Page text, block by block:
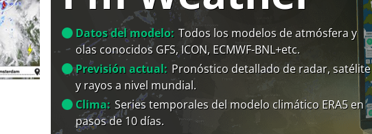
Datos del modelo: Todos los modelos de atmósfera y
olas conocidos GFS, ICON, ECMWF-BNL+etc.
Previsión actual: Pronóstico detallado de radar, satélite
y rayos a nivel mundial.
Clima: Series temporales del modelo climático ERA5 en
pasos de 10 días.